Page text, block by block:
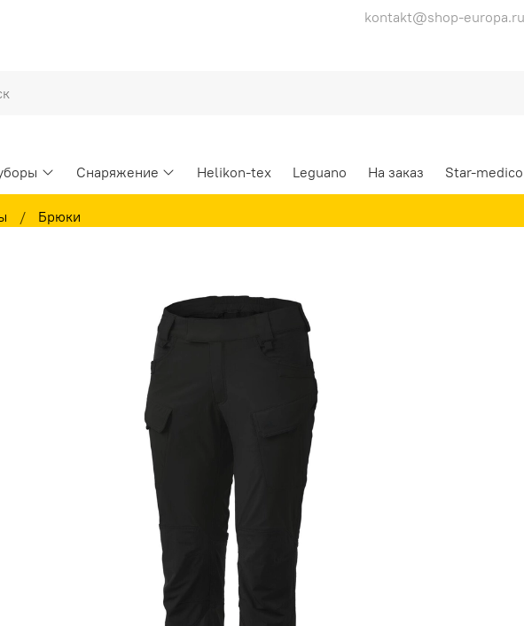
kontakt@shop-europa.ru
Снаряжение Helikon-tex Leguano На заказ Star-medico
Брюки